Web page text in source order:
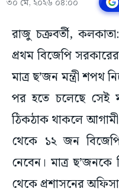
৩০ মে, ২০২৬ ০৪:০০
রাজু চক্রবর্তী,
প্রথম বিজেপি
মাত্র ছ’জন মন্ত্রী শপথ
পর হতে চলেছে সেই
ঠিকঠাক থাকলে
থেকে ১২ জন বিজেপি
নেবেন। মাত্র
থেকে প্রশাসনের